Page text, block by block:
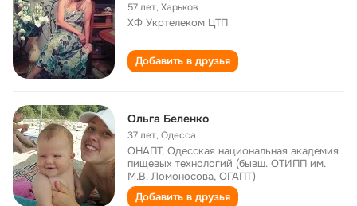
57 лет,Харьков
ХФ Укртелеком ЦТП
Добавить в друзья
Ольга Беленко
37 лет,Одесса
ОНАПТ, Одесская национальная академия
пищевых технологий (бывш. ОТИПП им.
М.В. Ломоносова, ОГАПТ)
Добавить в друзья